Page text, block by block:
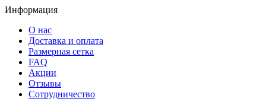
Информация
О нас
Доставка и оплата
Размерная сетка
FAQ
Акции
Отзывы
Сотрудничество